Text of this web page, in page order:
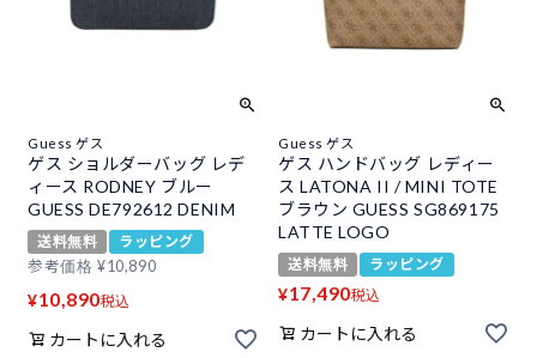
Guess ゲス
ゲス ショルダーバッグ レデ
ィース RODNEY ブルー
GUESS DE792612 DENIM
送料無料
ラッピング
参考価格 ¥10,890
¥10,890税込
カートに入れる
Guess ゲス
ゲス ハンドバッグ レディー
ス LATONA II / MINI TOTE
ブラウン GUESS SG869175
LATTE LOGO
送料無料 ラッピング
¥17,490税込
カートに入れる